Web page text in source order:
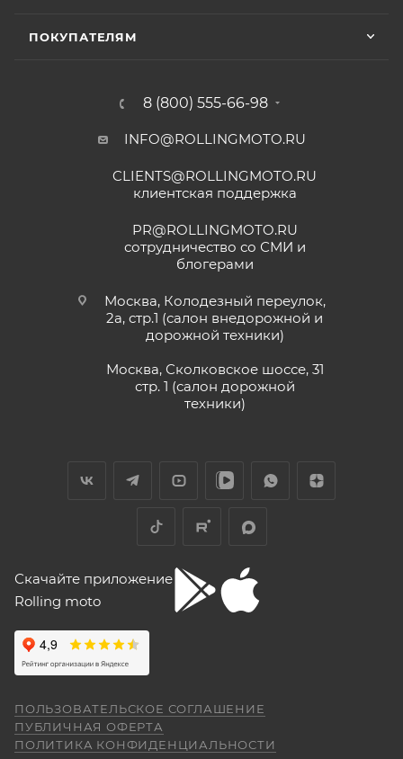
ПОКУПАТЕЛЯМ
8 (800) 555-66-98
INFO@ROLLINGMOTO.RU
CLIENTS@ROLLINGMOTO.RU
клиентская поддержка
PR@ROLLINGMOTO.RU
сотрудничество со СМИ и
блогерами
Москва, Колодезный переулок,
2а, стр.1 (салон внедорожной и
дорожной техники)
Москва, Сколковское шоссе, 31
стр. 1 (салон дорожной
техники)
Скачайте приложение
Rolling moto
ПОЛЬЗОВАТЕЛЬСКОЕ СОГЛАШЕНИЕ
ПУБЛИЧНАЯ ОФЕРТА
ПОЛИТИКА КОНФИДЕНЦИАЛЬНОСТИ